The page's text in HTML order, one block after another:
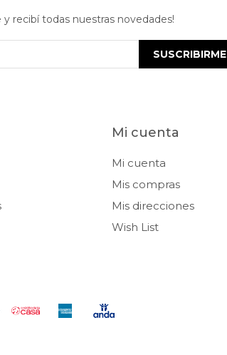
Mi cuenta
Mi cuenta
Mis compras
Mis direcciones
Wish List
y recibí todas nuestras novedades!
SUSCRIBIRME